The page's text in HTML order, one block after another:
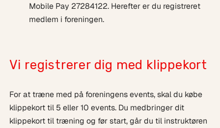
Mobile Pay 27284122. Herefter er du registreret
medlem i foreningen.
Vi registrerer dig med klippekort
For at træne med på foreningens events, skal du købe
klippekort til 5 eller 10 events. Du medbringer dit
klippekort til træning og før start, går du til instruktøren